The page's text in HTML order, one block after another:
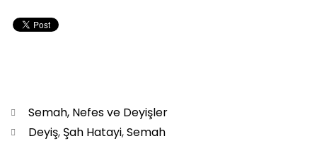
Categories
Semah, Nefes ve Deyişler
TagsDeyiş, Şah Hatayi,Semah